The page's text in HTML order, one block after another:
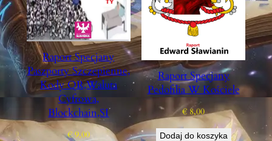
Raport Specjany
Paszporty Szczepienne,
Kody QR,Waluta
Cyfrowa,
Blockchain,SI
€9,00
Raport Specjany
Pedofilia W Kościele
€ 8,00
Dodaj do koszyka